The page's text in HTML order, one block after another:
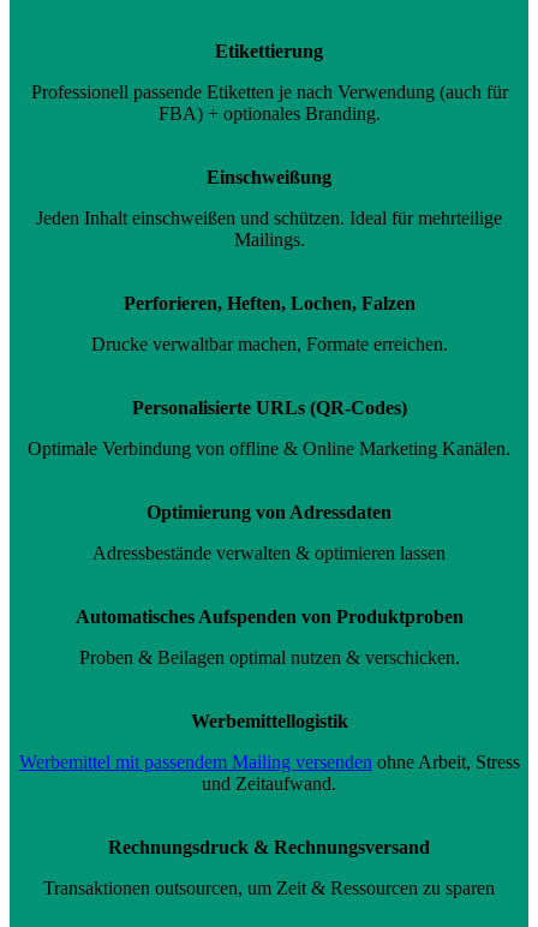
Etikettierung
Professionell passende Etiketten je nach Verwendung (auch für
FBA) + optionales Branding.
Einschweißung
Jeden Inhalt einschweißen und schützen. Ideal für mehrteilige
Mailings.
Perforieren, Heften, Lochen, Falzen
Drucke verwaltbar machen, Formate erreichen.
Personalisierte URLs (QR-Codes)
Optimale Verbindung von offline & Online Marketing Kanälen.
Optimierung von Adressdaten
Adressbestände verwalten & optimieren lassen
Automatisches Aufspenden von Produktproben
Proben & Beilagen optimal nutzen & verschicken.
Werbemittellogistik
Werbemittel mit passendem Mailing versendenohne Arbeit, Stress
und Zeitaufwand.
Rechnungsdruck & Rechnungsversand
Transaktionen outsourcen, um Zeit & Ressourcen zu sparen